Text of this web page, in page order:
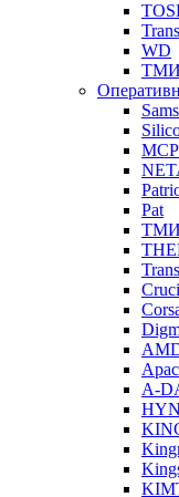
WD
ТМИ
Pat
ТМИ
A-